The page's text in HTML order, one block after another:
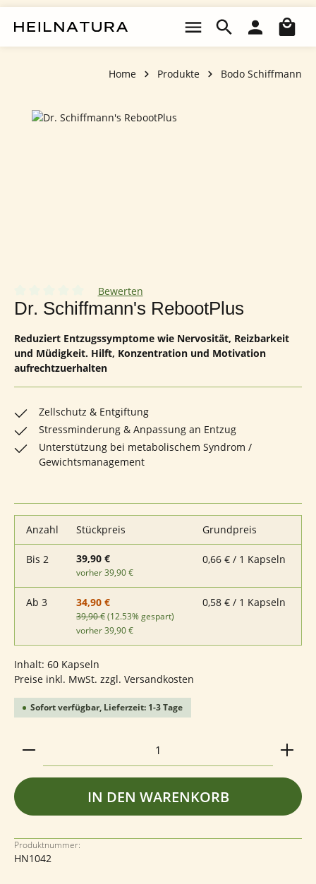
Home Produkte Bodo Schiffmann
Bildergalerie überspringen
Durchschnittliche Bewertung von 0 von 5 Sternen
Bewerten
Dr. Schiffmann's RebootPlus
Reduziert Entzugssymptome wie Nervosität, Reizbarkeit
und Müdigkeit. Hilft, Konzentration und Motivation
aufrechtzuerhalten
Zellschutz & Entgiftung
Stressminderung & Anpassung an Entzug
Unterstützung bei metabolischem Syndrom /
Gewichtsmanagement
Anzahl Stückpreis Grundpreis
Bis 2 39,90 €
vorher 39,90 €
0,66 € / 1 Kapseln
Ab 3 34,90 €
39,90 €(12.53% gespart)
vorher 39,90 €
0,58 € / 1 Kapseln
Inhalt: 60 Kapseln
Preise inkl. MwSt. zzgl. Versandkosten
Sofort verfügbar, Lieferzeit: 1-3 Tage
Produkt Anzahl: Gib den gewünschten Wert ein
IN DEN WARENKORB
Produktnummer:
HN1042